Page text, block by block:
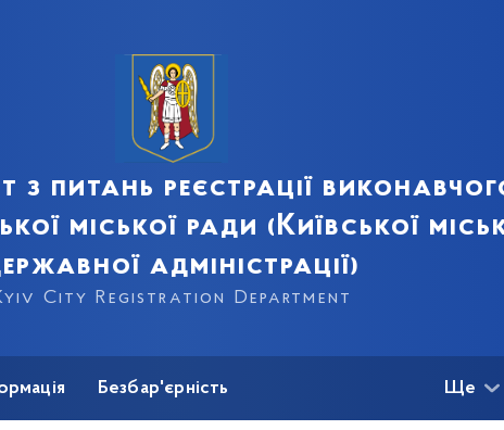
з питань реєстрації
міської ради (Київської
адміністрації)
City Registration Department
Безбар'єрність Ще